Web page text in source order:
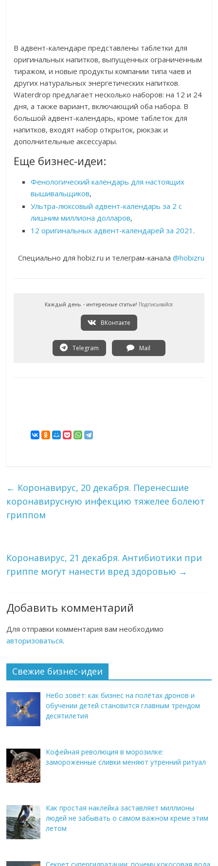
В адвент-календаре представлены таблетки для
оригинальных напитков, выпущенных ограниченным
тиражом, и новые продукты компании типа чаев и
других натуральных энергетических напитков.
Waterdrop предлагает несколько наборов: на 12 и 24
дня, а также вариант, включающий оба набора. В
большой адвент-календарь, кроме таблеток для
напитков, входят набор открыток, рюкзак и
дополнительные аксессуары.
Еще бизнес-идеи:
Фенологический календарь для настоящих
вышивальщиков,
Ультра-люксовый адвент-календарь за 2 с
лишним миллиона долларов,
12 оригинальных адвент-календарей за 2021.
Специально для hobiz.ru и телеграм-канала @hobizru
Каждый день - интересные статьи! Подписывайся
ВКонтакте
Telegram Mail
← Коронавирус, 20 декабря. Перенесшие
коронавирусную инфекцию тяжелее болеют
гриппом
Коронавирус, 21 декабря. Антибиотики при
гриппе могут нанести вред здоровью →
Добавить комментарий
Для отправки комментария вам необходимо
авторизоваться.
Свежие бизнес-идеи
Небо зовёт: как бизнес на полётах дронов и
обучении детей становится главным трендом
десятилетия
Кофейная революция в морозилке:
замороженные сливки меняют утренний ритуал
Как простая наклейка заставляет миллионы
людей не забывать о самом важном креме этим
летом